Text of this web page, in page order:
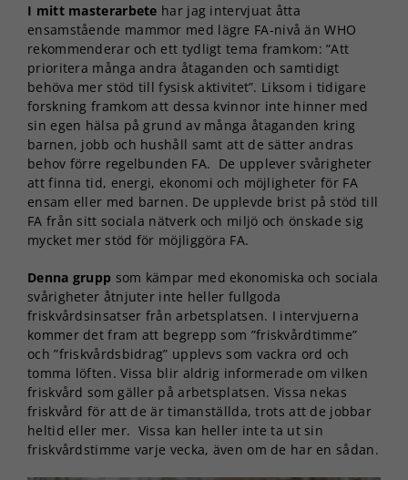
I mitt masterarbete har jag intervjuat åtta
ensamstående mammor med lägre FA-nivå än WHO
rekommenderar och ett tydligt tema framkom: ”Att
prioritera många andra åtaganden och samtidigt
behöva mer stöd till fysisk aktivitet”. Liksom i tidigare
forskning framkom att dessa kvinnor inte hinner med
sin egen hälsa på grund av många åtaganden kring
barnen, jobb och hushåll samt att de sätter andras
behov förre regelbunden FA. De upplever svårigheter
att finna tid, energi, ekonomi och möjligheter för FA
ensam eller med barnen. De upplevde brist på stöd till
FA från sitt sociala nätverk och miljö och önskade sig
mycket mer stöd för möjliggöra FA.
Denna grupp som kämpar med ekonomiska och sociala
svårigheter åtnjuter inte heller fullgoda
friskvårdsinsatser från arbetsplatsen. I intervjuerna
kommer det fram att begrepp som ”friskvårdtimme”
och ”friskvårdsbidrag” upplevs som vackra ord och
tomma löften. Vissa blir aldrig informerade om vilken
friskvård som gäller på arbetsplatsen. Vissa nekas
friskvård för att de är timanställda, trots att de jobbar
heltid eller mer. Vissa kan heller inte ta ut sin
friskvårdstimme varje vecka, även om de har en sådan.